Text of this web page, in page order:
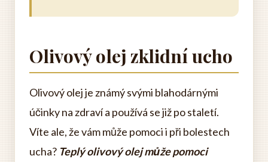
Olivový olej zklidní ucho
Olivový olej je známý svými blahodárnými
účinky na zdraví a používá se již po staletí.
Víte ale, že vám může pomoci i při bolestech
ucha? Teplý olivový olej může pomoci